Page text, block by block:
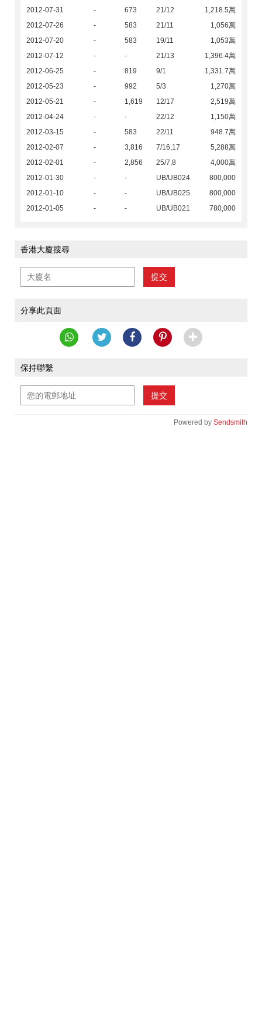
2012-07-31
- 673 21/12
1,218.5萬
2012-07-26
- 583 21/11
1,056萬
2012-07-20
- 583 19/11
1,053萬
2012-07-12
- - 21/13
1,396.4萬
2012-06-25
- 819 9/1
1,331.7萬
2012-05-23
- 992 5/3
1,270萬
2012-05-21
- 1,619 12/17
2,519萬
2012-04-24
- - 22/12
1,150萬
2012-03-15
- 583 22/11
948.7萬
2012-02-07
- 3,816 7/16,17
5,288萬
2012-02-01
- 2,856 25/7,8
4,000萬
2012-01-30
- - UB/UB024
800,000
2012-01-10
- - UB/UB025
800,000
2012-01-05
- - UB/UB021 780,000
香港大廈搜尋
提交
分享此頁面
保持聯繫
提交
Powered by Sendsmith